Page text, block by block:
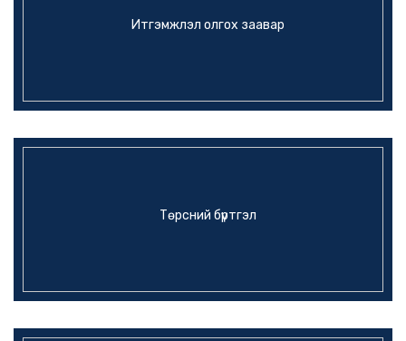
Итгэмжлэл олгох заавар
Төрсний бүртгэл